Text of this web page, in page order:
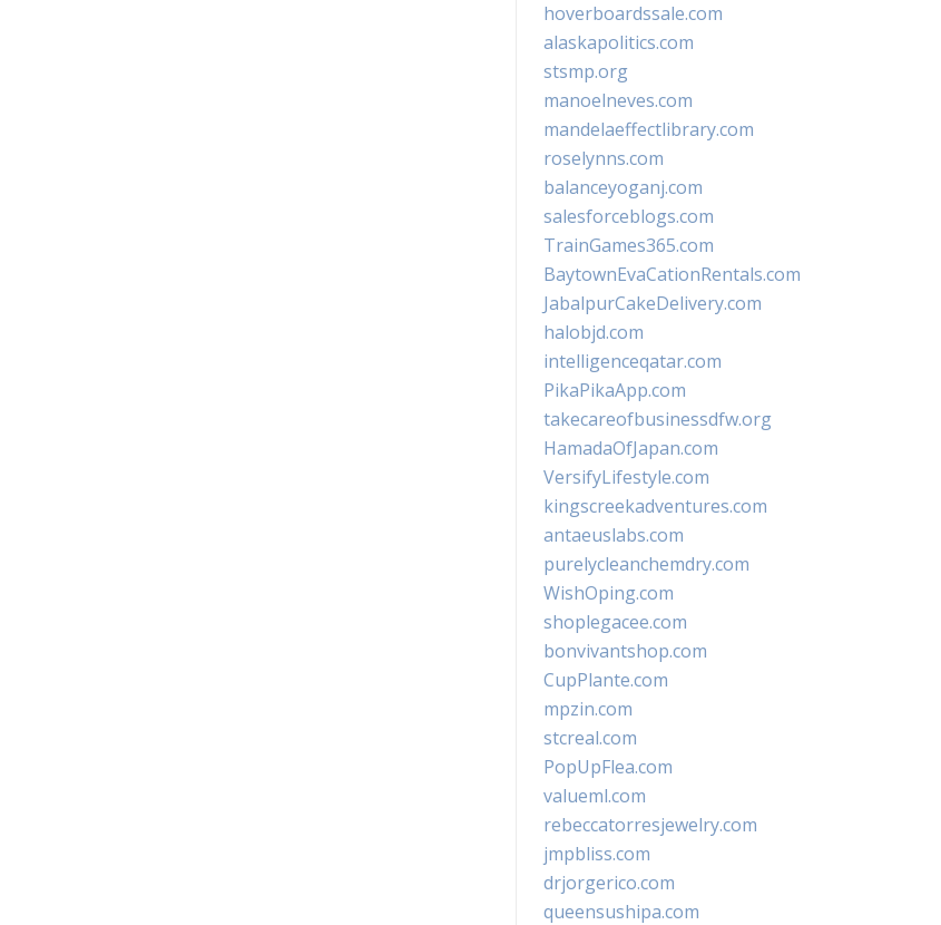
hoverboardssale.com
alaskapolitics.com
stsmp.org
manoelneves.com
mandelaeffectlibrary.com
roselynns.com
balanceyoganj.com
salesforceblogs.com
TrainGames365.com
BaytownEvaCationRentals.com
JabalpurCakeDelivery.com
halobjd.com
intelligenceqatar.com
PikaPikaApp.com
takecareofbusinessdfw.org
HamadaOfJapan.com
VersifyLifestyle.com
kingscreekadventures.com
antaeuslabs.com
purelycleanchemdry.com
WishOping.com
shoplegacee.com
bonvivantshop.com
CupPlante.com
mpzin.com
stcreal.com
PopUpFlea.com
valueml.com
rebeccatorresjewelry.com
jmpbliss.com
drjorgerico.com
queensushipa.com